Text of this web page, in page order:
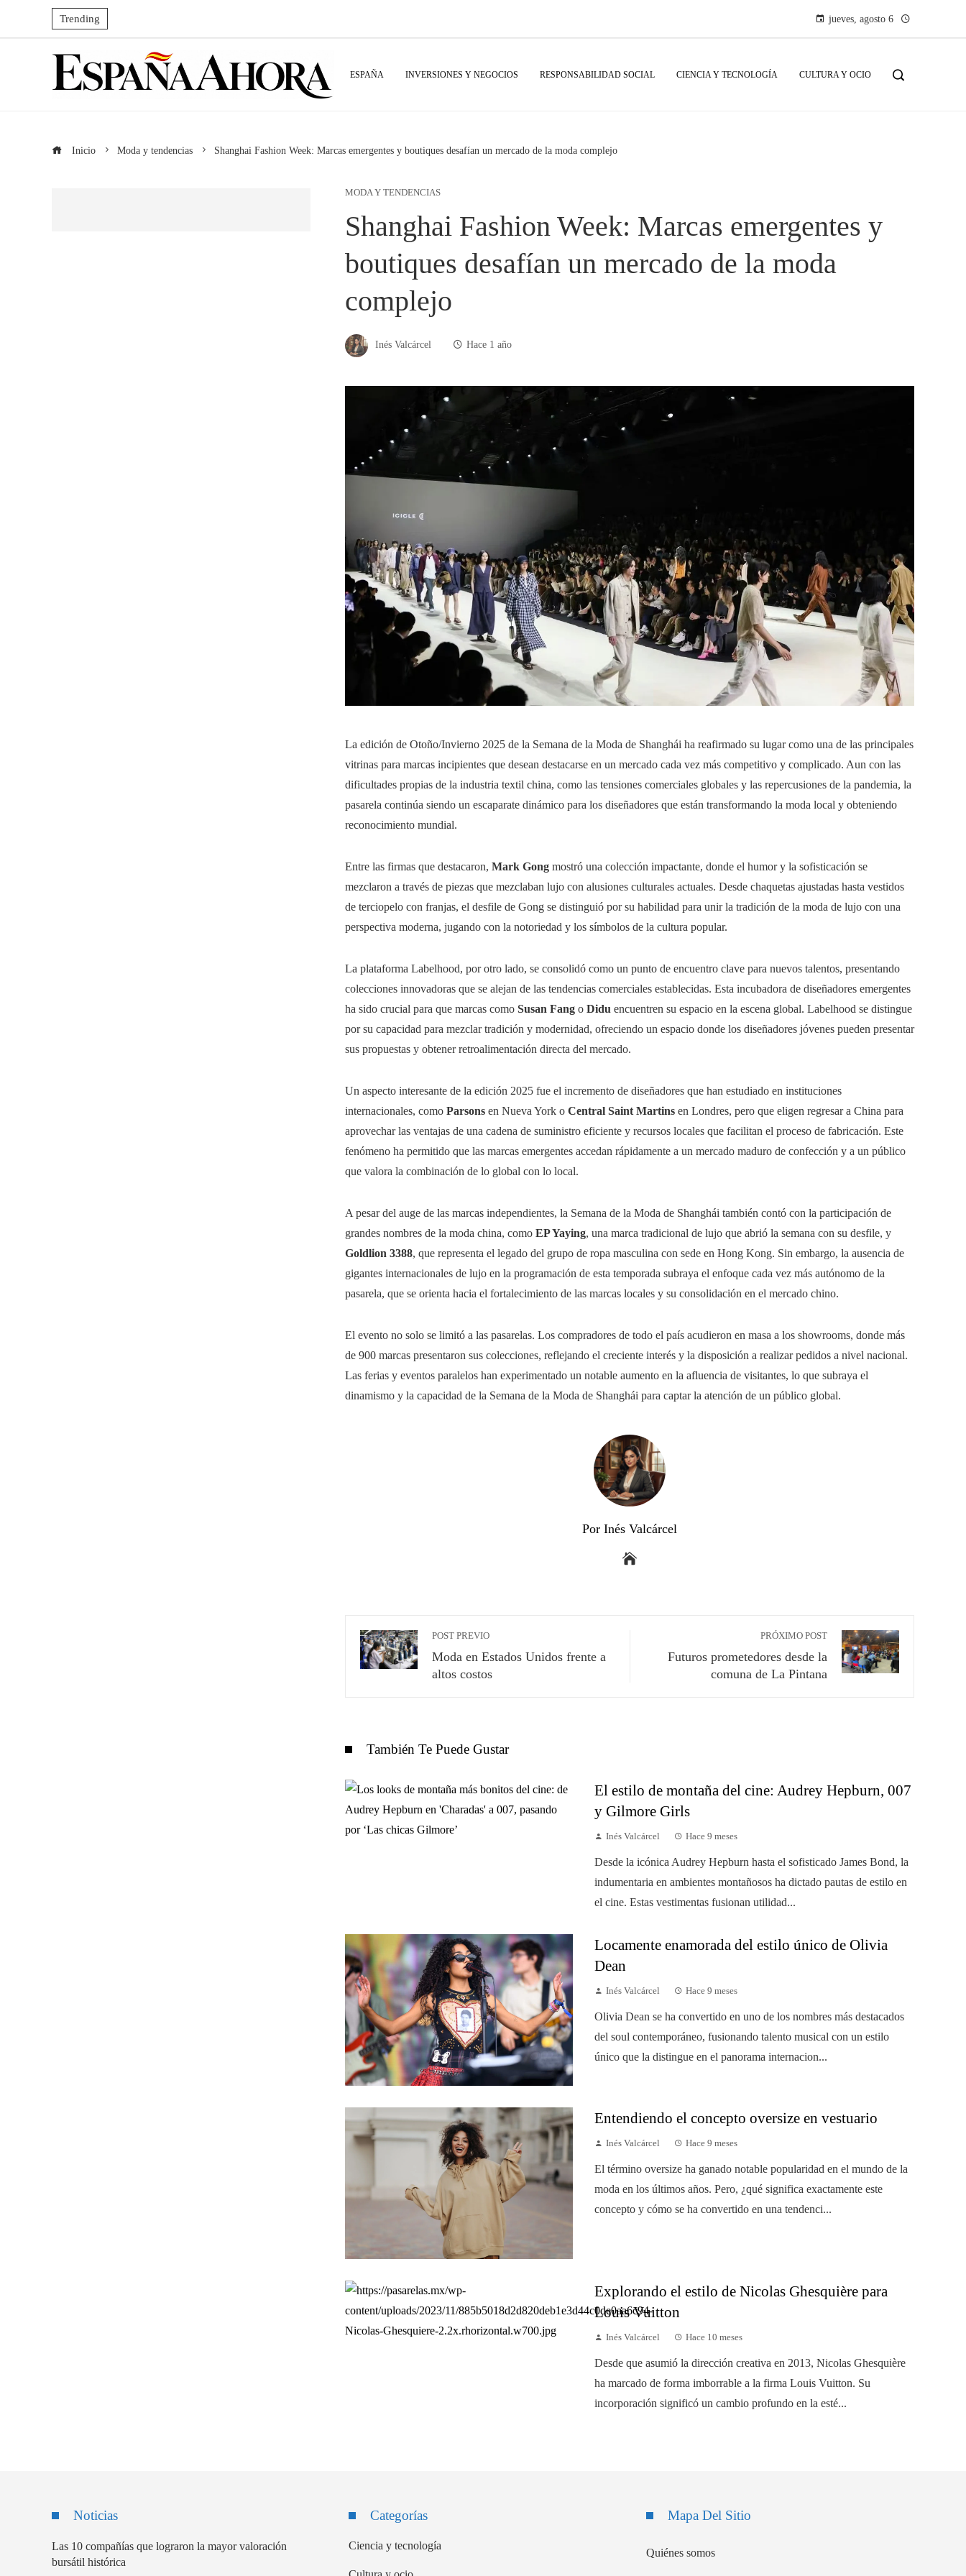
Trending jueves, agosto 6
ESPAÑA INVERSIONES Y NEGOCIOS RESPONSABILIDAD SOCIAL CIENCIA Y TECNOLOGÍA CULTURA Y OCIO
Inicio Moda y tendencias Shanghai Fashion Week: Marcas emergentes y boutiques desafían un mercado de la moda complejo
MODA Y TENDENCIAS
Shanghai Fashion Week: Marcas emergentes y
boutiques desafían un mercado de la moda
complejo
Inés Valcárcel Hace 1 año
La edición de Otoño/Invierno 2025 de la Semana de la Moda de Shanghái ha reafirmado su lugar como una de las principales
vitrinas para marcas incipientes que desean destacarse en un mercado cada vez más competitivo y complicado. Aun con las
dificultades propias de la industria textil china, como las tensiones comerciales globales y las repercusiones de la pandemia, la
pasarela continúa siendo un escaparate dinámico para los diseñadores que están transformando la moda local y obteniendo
reconocimiento mundial.
Entre las firmas que destacaron, Mark Gong mostró una colección impactante, donde el humor y la sofisticación se
mezclaron a través de piezas que mezclaban lujo con alusiones culturales actuales. Desde chaquetas ajustadas hasta vestidos
de terciopelo con franjas, el desfile de Gong se distinguió por su habilidad para unir la tradición de la moda de lujo con una
perspectiva moderna, jugando con la notoriedad y los símbolos de la cultura popular.
La plataforma Labelhood, por otro lado, se consolidó como un punto de encuentro clave para nuevos talentos, presentando
colecciones innovadoras que se alejan de las tendencias comerciales establecidas. Esta incubadora de diseñadores emergentes
ha sido crucial para que marcas como Susan Fang o Didu encuentren su espacio en la escena global. Labelhood se distingue
por su capacidad para mezclar tradición y modernidad, ofreciendo un espacio donde los diseñadores jóvenes pueden presentar
sus propuestas y obtener retroalimentación directa del mercado.
Un aspecto interesante de la edición 2025 fue el incremento de diseñadores que han estudiado en instituciones
internacionales, como Parsons en Nueva York o Central Saint Martins en Londres, pero que eligen regresar a China para
aprovechar las ventajas de una cadena de suministro eficiente y recursos locales que facilitan el proceso de fabricación. Este
fenómeno ha permitido que las marcas emergentes accedan rápidamente a un mercado maduro de confección y a un público
que valora la combinación de lo global con lo local.
A pesar del auge de las marcas independientes, la Semana de la Moda de Shanghái también contó con la participación de
grandes nombres de la moda china, como EP Yaying, una marca tradicional de lujo que abrió la semana con su desfile, y
Goldlion 3388, que representa el legado del grupo de ropa masculina con sede en Hong Kong. Sin embargo, la ausencia de
gigantes internacionales de lujo en la programación de esta temporada subraya el enfoque cada vez más autónomo de la
pasarela, que se orienta hacia el fortalecimiento de las marcas locales y su consolidación en el mercado chino.
El evento no solo se limitó a las pasarelas. Los compradores de todo el país acudieron en masa a los showrooms, donde más
de 900 marcas presentaron sus colecciones, reflejando el creciente interés y la disposición a realizar pedidos a nivel nacional.
Las ferias y eventos paralelos han experimentado un notable aumento en la afluencia de visitantes, lo que subraya el
dinamismo y la capacidad de la Semana de la Moda de Shanghái para captar la atención de un público global.
Por Inés Valcárcel
POST PREVIO
Moda en Estados Unidos frente a
altos costos
PRÓXIMO POST
Futuros prometedores desde la
comuna de La Pintana
También Te Puede Gustar
El estilo de montaña del cine: Audrey Hepburn, 007
y Gilmore Girls
Inés Valcárcel Hace 9 meses
Desde la icónica Audrey Hepburn hasta el sofisticado James Bond, la
indumentaria en ambientes montañosos ha dictado pautas de estilo en
el cine. Estas vestimentas fusionan utilidad...
Locamente enamorada del estilo único de Olivia
Dean
Inés Valcárcel Hace 9 meses
Olivia Dean se ha convertido en uno de los nombres más destacados
del soul contemporáneo, fusionando talento musical con un estilo
único que la distingue en el panorama internacion...
Entendiendo el concepto oversize en vestuario
Inés Valcárcel Hace 9 meses
El término oversize ha ganado notable popularidad en el mundo de la
moda en los últimos años. Pero, ¿qué significa exactamente este
concepto y cómo se ha convertido en una tendenci...
Explorando el estilo de Nicolas Ghesquière para
Louis Vuitton
Inés Valcárcel Hace 10 meses
Desde que asumió la dirección creativa en 2013, Nicolas Ghesquière
ha marcado de forma imborrable a la firma Louis Vuitton. Su
incorporación significó un cambio profundo en la esté...
Noticias
Las 10 compañías que lograron la mayor valoración
bursátil histórica
Categorías
Ciencia y tecnología
Mapa Del Sitio
Quiénes somos